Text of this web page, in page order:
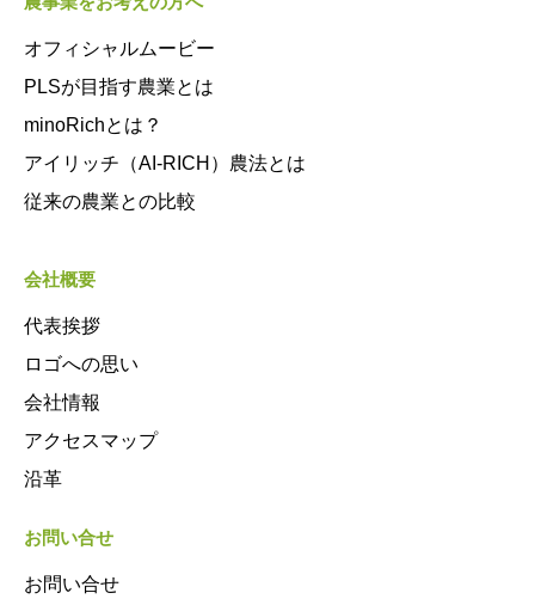
オフィシャルムービー
PLSが目指す農業とは
minoRichとは？
アイリッチ（AI-RICH）農法とは
従来の農業との比較
会社概要
代表挨拶
ロゴへの思い
会社情報
アクセスマップ
沿革
お問い合せ
お問い合せ